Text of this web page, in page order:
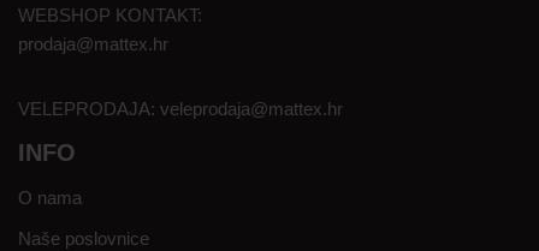
WEBSHOP KONTAKT:
prodaja@mattex.hr
VELEPRODAJA: veleprodaja@mattex.hr
INFO
O nama
Naše poslovnice